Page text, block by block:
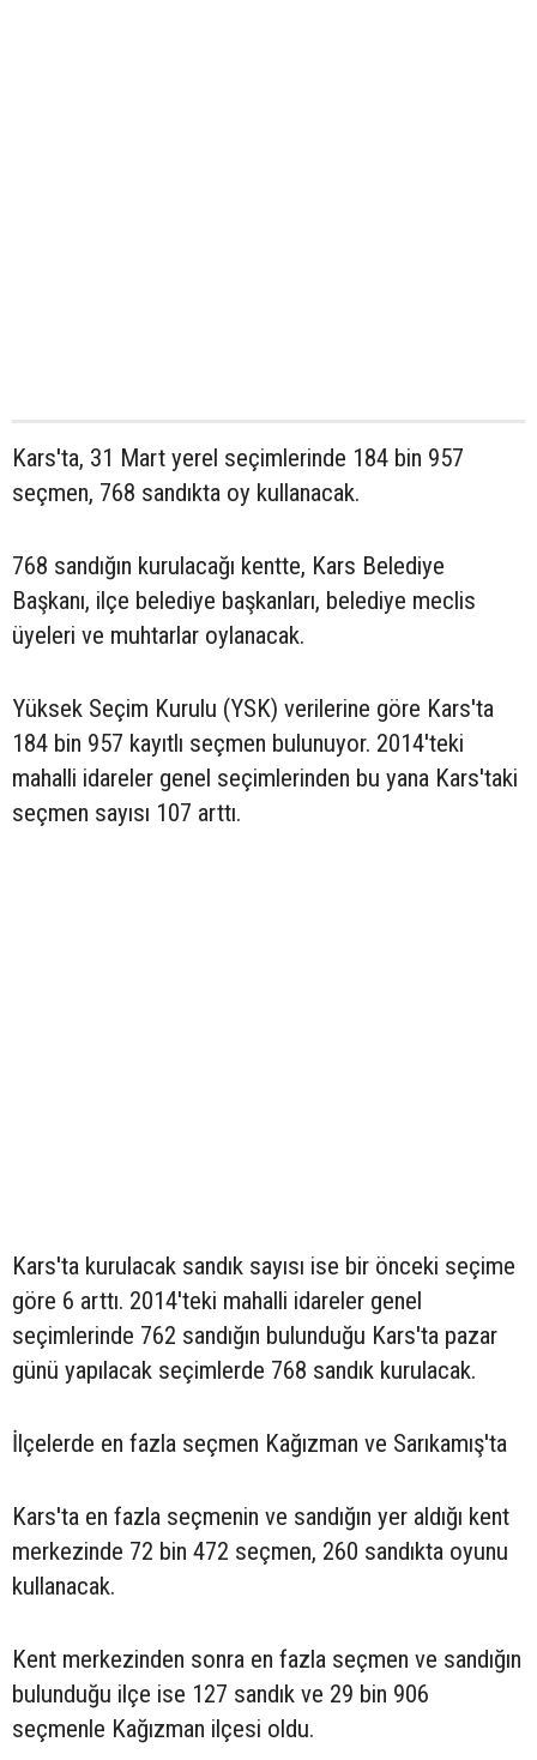
Kars'ta, 31 Mart yerel seçimlerinde 184 bin 957
seçmen, 768 sandıkta oy kullanacak.
768 sandığın kurulacağı kentte, Kars Belediye
Başkanı, ilçe belediye başkanları, belediye meclis
üyeleri ve muhtarlar oylanacak.
Yüksek Seçim Kurulu (YSK) verilerine göre Kars'ta
184 bin 957 kayıtlı seçmen bulunuyor. 2014'teki
mahalli idareler genel seçimlerinden bu yana Kars'taki
seçmen sayısı 107 arttı.
Kars'ta kurulacak sandık sayısı ise bir önceki seçime
göre 6 arttı. 2014'teki mahalli idareler genel
seçimlerinde 762 sandığın bulunduğu Kars'ta pazar
günü yapılacak seçimlerde 768 sandık kurulacak.
İlçelerde en fazla seçmen Kağızman ve Sarıkamış'ta
Kars'ta en fazla seçmenin ve sandığın yer aldığı kent
merkezinde 72 bin 472 seçmen, 260 sandıkta oyunu
kullanacak.
Kent merkezinden sonra en fazla seçmen ve sandığın
bulunduğu ilçe ise 127 sandık ve 29 bin 906
seçmenle Kağızman ilçesi oldu.